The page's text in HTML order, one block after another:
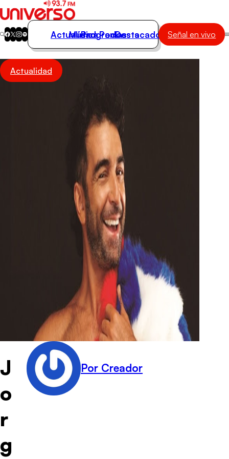
Actualidad
Música
Actualidad
Música
Programas
Podcasts
Destacados Señal en vivo
Actualidad
J
o
r
g
Por Creador